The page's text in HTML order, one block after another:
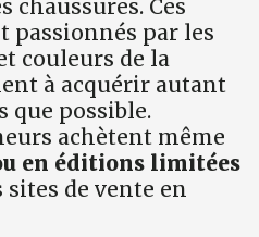
chaussures. Ces
passionnés par les
couleurs de la
à acquérir autant
que possible.
achètent même
en éditions limitées
sites de vente en